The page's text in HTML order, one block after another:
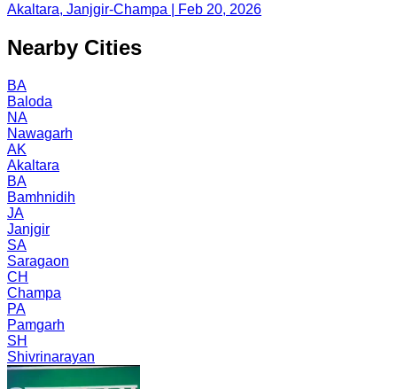
Akaltara, Janjgir-Champa | Feb 20, 2026
Nearby Cities
BA
Baloda
NA
Nawagarh
AK
Akaltara
BA
Bamhnidih
JA
Janjgir
SA
Saragaon
CH
Champa
PA
Pamgarh
SH
Shivrinarayan